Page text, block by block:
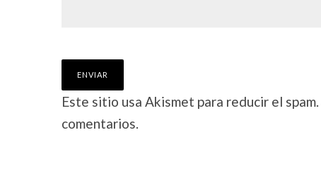
Este sitio usa Akismet para reducir el spam.
comentarios.